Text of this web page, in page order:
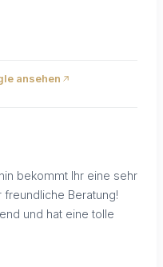
ansehen
bekommt Ihr eine sehr
Beratung!
und hat eine tolle